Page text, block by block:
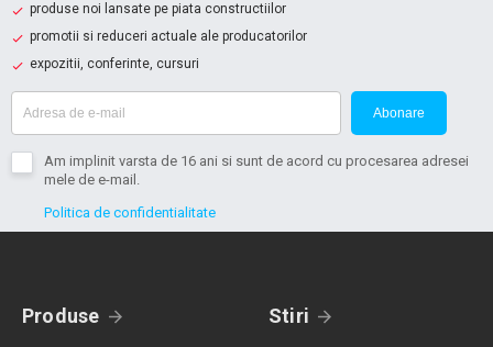
produse noi lansate pe piata constructiilor
promotii si reduceri actuale ale producatorilor
expozitii, conferinte, cursuri
Abonare
Am implinit varsta de 16 ani si sunt de acord cu procesarea adresei
mele de e-mail.
Politica de confidentialitate
Produse
Stiri